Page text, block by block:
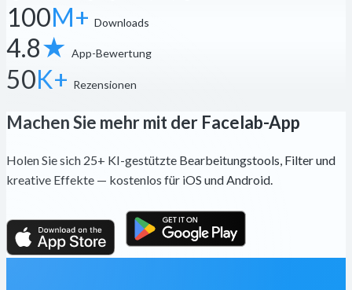
100M+ Downloads
4.8★ App-Bewertung
50K+ Rezensionen
Machen Sie mehr mit der Facelab-App
Holen Sie sich 25+ KI-gestützte Bearbeitungstools, Filter und
kreative Effekte — kostenlos für iOS und Android.